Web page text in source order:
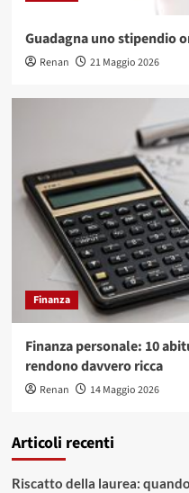
Guadagna uno stipendio
Renan 21 Maggio 2026
Finanza
Finanza personale: 10
rendono davvero ricca
Renan 14 Maggio 2026
Articoli recenti
Riscatto della laurea: